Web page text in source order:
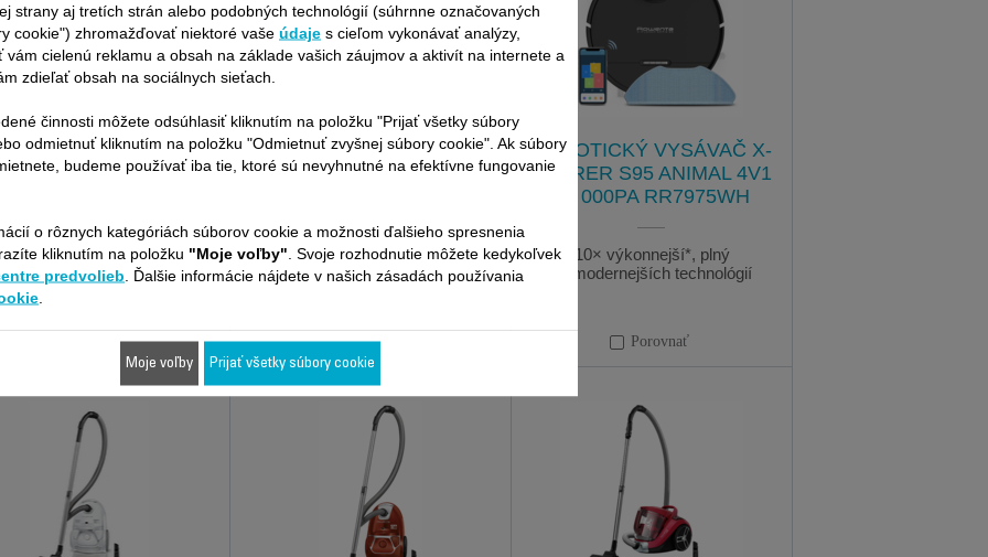
VYSÁVAČ
SILENCE FORCE
65DB PARQUET
tichá prevádzka a
Porovnať
RUČNÝ VYSÁVAČ
EXTENSO DRY AC476901
Rýchlo a ľahko použiteľný aj na
obtiažne prístupných miestach.
ROBOTICKÝ VYSÁVAČ X-
PLORER S95 ANIMAL 4V1
12 000PA RR7975WH
10× výkonnejší*, plný
najmodernejších technológií
Porovnať
strany aj tretích strán alebo podobných technológií (súhrnne označovaných
cookie") zhromažďovať niektoré vaše údaje s cieľom vykonávať analýzy,
vám cielenú reklamu a obsah na základe vašich záujmov a aktivít na internete a
zdieľať obsah na sociálnych sieťach.
činnosti môžete odsúhlasiť kliknutím na položku "Prijať všetky súbory
odmietnuť kliknutím na položku "Odmietnuť zvyšnej súbory cookie". Ak súbory
budeme používať iba tie, ktoré sú nevyhnutné na efektívne fungovanie
o rôznych kategóriách súborov cookie a možnosti ďalšieho spresnenia
kliknutím na položku "Moje voľby" . Svoje rozhodnutie môžete kedykoľvek
predvolieb . Ďalšie informácie nájdete v našich zásadách používania
Moje voľby Prijať všetky súbory cookie